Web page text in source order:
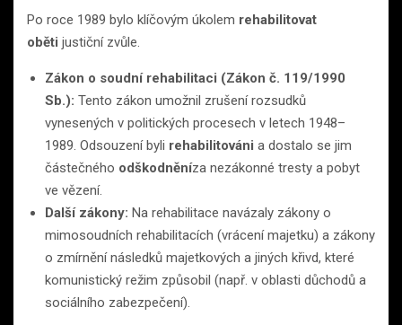
Po roce 1989 bylo klíčovým úkolem rehabilitovat
oběti justiční zvůle.
Zákon o soudní rehabilitaci (Zákon č. 119/1990
Sb.): Tento zákon umožnil zrušení rozsudků
vynesených v politických procesech v letech 1948–
1989. Odsouzení byli rehabilitováni a dostalo se jim
částečného odškodněníza nezákonné tresty a pobyt
ve vězení.
Další zákony: Na rehabilitace navázaly zákony o
mimosoudních rehabilitacích (vrácení majetku) a zákony
o zmírnění následků majetkových a jiných křivd, které
komunistický režim způsobil (např. v oblasti důchodů a
sociálního zabezpečení).